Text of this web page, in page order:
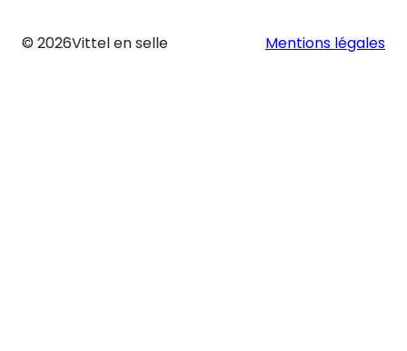
© 2026Vittel en selle Mentions légales